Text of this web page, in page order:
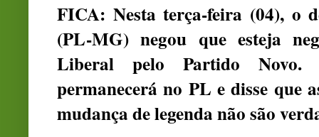
FICA: Nesta terça-feira (04), o
(PL-MG) negou que esteja
Liberal pelo Partido
permanecerá no PL e disse que
mudança de legenda não são